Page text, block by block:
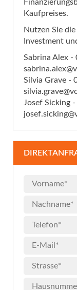
Kaufpreises.
Nutzen Sie
Investment
Sabrina Alex
Silvia Grave -
Josef Sicking